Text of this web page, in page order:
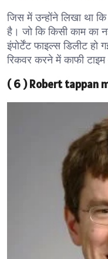
जिस में उन्होंने लिखा था
है। जो कि किसी काम का
इंपोर्टेंट फाइल्स डिलीट
रिकवर करने में काफी
( 6 ) Robert tappan